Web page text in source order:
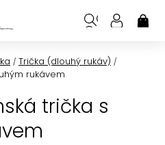
/ Trička (dlouhý rukáv) /
rukávem
trička s